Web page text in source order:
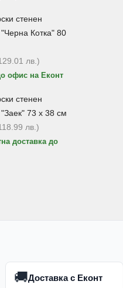
стенен
"Черна Котка" 80
лв. )
офис на Еконт
стенен
"Заек" 73 х 38 см
лв. )
доставка до
🚚Доставка с Еконт